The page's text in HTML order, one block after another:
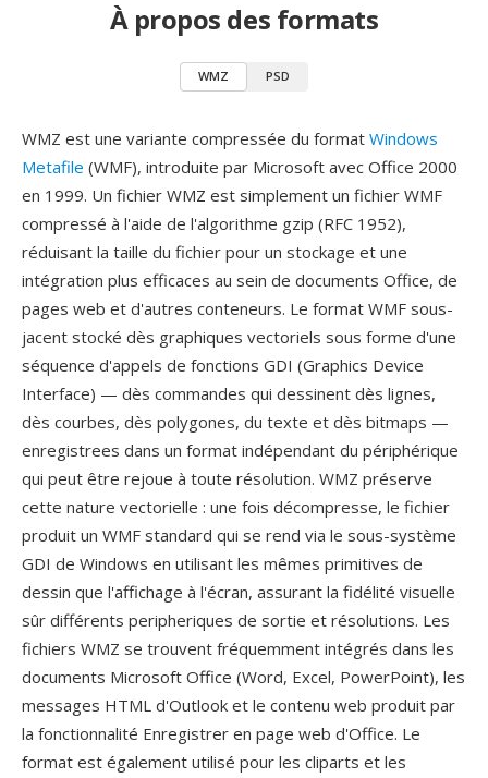
À propos des formats
WMZ PSD
WMZ est une variante compressée du format Windows
Metafile (WMF), introduite par Microsoft avec Office 2000
en 1999. Un fichier WMZ est simplement un fichier WMF
compressé à l'aide de l'algorithme gzip (RFC 1952),
réduisant la taille du fichier pour un stockage et une
intégration plus efficaces au sein de documents Office, de
pages web et d'autres conteneurs. Le format WMF sous-
jacent stocké dès graphiques vectoriels sous forme d'une
séquence d'appels de fonctions GDI (Graphics Device
Interface) — dès commandes qui dessinent dès lignes,
dès courbes, dès polygones, du texte et dès bitmaps —
enregistrees dans un format indépendant du périphérique
qui peut être rejoue à toute résolution. WMZ préserve
cette nature vectorielle : une fois décompresse, le fichier
produit un WMF standard qui se rend via le sous-système
GDI de Windows en utilisant les mêmes primitives de
dessin que l'affichage à l'écran, assurant la fidélité visuelle
sûr différents peripheriques de sortie et résolutions. Les
fichiers WMZ se trouvent fréquemment intégrés dans les
documents Microsoft Office (Word, Excel, PowerPoint), les
messages HTML d'Outlook et le contenu web produit par
la fonctionnalité Enregistrer en page web d'Office. Le
format est également utilisé pour les cliparts et les